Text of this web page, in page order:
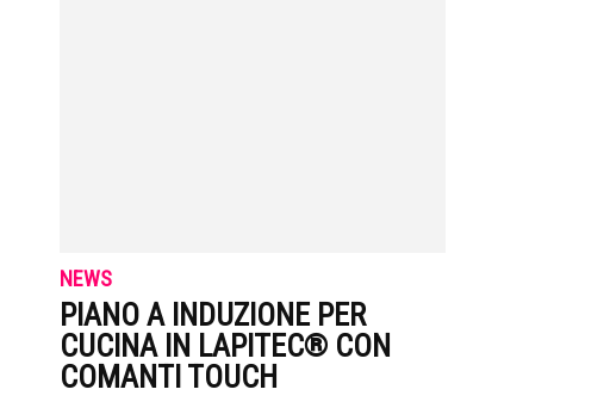
NEWS
PIANO A INDUZIONE PER
CUCINA IN LAPITEC® CON
COMANTI TOUCH